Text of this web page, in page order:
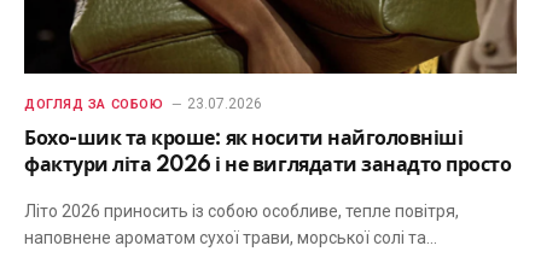
ДОГЛЯД ЗА СОБОЮ 23.07.2026
Бохо-шик та кроше: як носити найголовніші
фактури літа 2026 і не виглядати занадто просто
Літо 2026 приносить із собою особливе, тепле повітря,
наповнене ароматом сухої трави, морської солі та…